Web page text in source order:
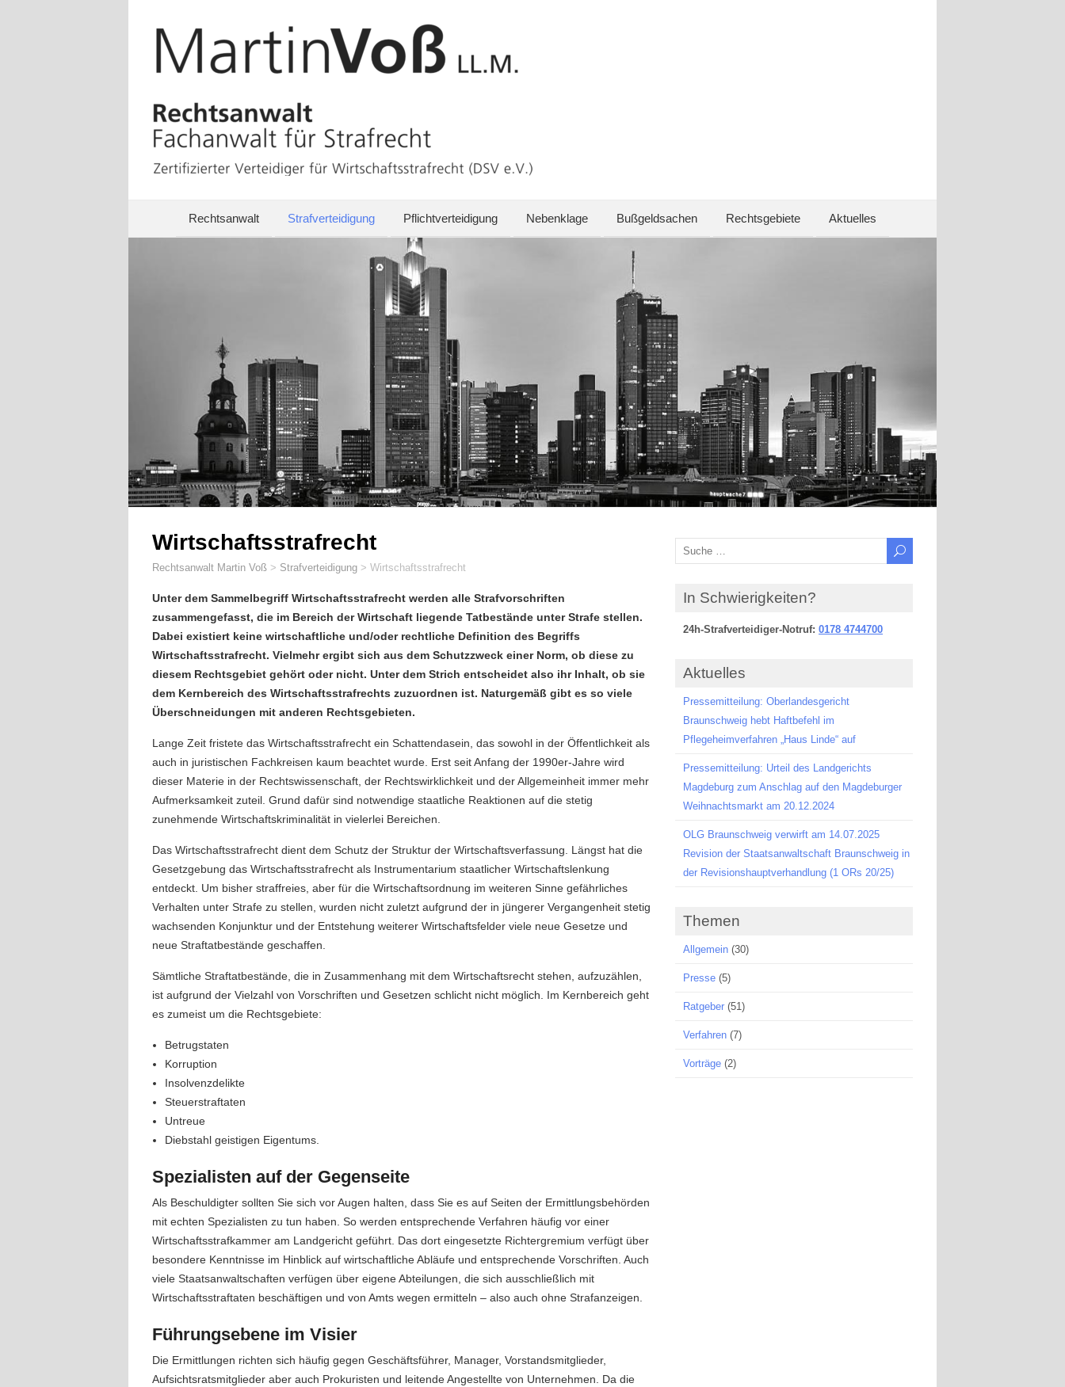
Rechtsanwalt Strafverteidigung Pflichtverteidigung Nebenklage Bußgeldsachen Rechtsgebiete Aktuelles
Wirtschaftsstrafrecht
Rechtsanwalt Martin Voß > Strafverteidigung > Wirtschaftsstrafrecht
Unter dem Sammelbegriff Wirtschaftsstrafrecht werden alle Strafvorschriften
zusammengefasst, die im Bereich der Wirtschaft liegende Tatbestände unter Strafe stellen.
Dabei existiert keine wirtschaftliche und/oder rechtliche Definition des Begriffs
Wirtschaftsstrafrecht. Vielmehr ergibt sich aus dem Schutzzweck einer Norm, ob diese zu
diesem Rechtsgebiet gehört oder nicht. Unter dem Strich entscheidet also ihr Inhalt, ob sie
dem Kernbereich des Wirtschaftsstrafrechts zuzuordnen ist. Naturgemäß gibt es so viele
Überschneidungen mit anderen Rechtsgebieten.
Lange Zeit fristete das Wirtschaftsstrafrecht ein Schattendasein, das sowohl in der Öffentlichkeit als
auch in juristischen Fachkreisen kaum beachtet wurde. Erst seit Anfang der 1990er-Jahre wird
dieser Materie in der Rechtswissenschaft, der Rechtswirklichkeit und der Allgemeinheit immer mehr
Aufmerksamkeit zuteil. Grund dafür sind notwendige staatliche Reaktionen auf die stetig
zunehmende Wirtschaftskriminalität in vielerlei Bereichen.
Das Wirtschaftsstrafrecht dient dem Schutz der Struktur der Wirtschaftsverfassung. Längst hat die
Gesetzgebung das Wirtschaftsstrafrecht als Instrumentarium staatlicher Wirtschaftslenkung
entdeckt. Um bisher straffreies, aber für die Wirtschaftsordnung im weiteren Sinne gefährliches
Verhalten unter Strafe zu stellen, wurden nicht zuletzt aufgrund der in jüngerer Vergangenheit stetig
wachsenden Konjunktur und der Entstehung weiterer Wirtschaftsfelder viele neue Gesetze und
neue Straftatbestände geschaffen.
Sämtliche Straftatbestände, die in Zusammenhang mit dem Wirtschaftsrecht stehen, aufzuzählen,
ist aufgrund der Vielzahl von Vorschriften und Gesetzen schlicht nicht möglich. Im Kernbereich geht
es zumeist um die Rechtsgebiete:
Betrugstaten
Korruption
Insolvenzdelikte
Steuerstraftaten
Untreue
Diebstahl geistigen Eigentums.
Spezialisten auf der Gegenseite
Als Beschuldigter sollten Sie sich vor Augen halten, dass Sie es auf Seiten der Ermittlungsbehörden
mit echten Spezialisten zu tun haben. So werden entsprechende Verfahren häufig vor einer
Wirtschaftsstrafkammer am Landgericht geführt. Das dort eingesetzte Richtergremium verfügt über
besondere Kenntnisse im Hinblick auf wirtschaftliche Abläufe und entsprechende Vorschriften. Auch
viele Staatsanwaltschaften verfügen über eigene Abteilungen, die sich ausschließlich mit
Wirtschaftsstraftaten beschäftigen und von Amts wegen ermitteln – also auch ohne Strafanzeigen.
Führungsebene im Visier
Die Ermittlungen richten sich häufig gegen Geschäftsführer, Manager, Vorstandsmitglieder,
Aufsichtsratsmitglieder aber auch Prokuristen und leitende Angestellte von Unternehmen. Da die
In Schwierigkeiten?
24h-Strafverteidiger-Notruf: 0178 4744700
Aktuelles
Pressemitteilung: Oberlandesgericht
Braunschweig hebt Haftbefehl im
Pflegeheimverfahren „Haus Linde“ auf
Pressemitteilung: Urteil des Landgerichts
Magdeburg zum Anschlag auf den Magdeburger
Weihnachtsmarkt am 20.12.2024
OLG Braunschweig verwirft am 14.07.2025
Revision der Staatsanwaltschaft Braunschweig in
der Revisionshauptverhandlung (1 ORs 20/25)
Themen
Allgemein (30)
Presse (5)
Ratgeber (51)
Verfahren (7)
Vorträge (2)